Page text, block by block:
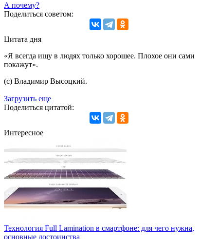
А почему?
Поделиться советом:
Цитата дня
«Я всегда ищу в людях только хорошее. Плохое они сами
покажут».
(с) Владимир Высоцкий.
Загрузить еще
Поделиться цитатой:
Интересное
Технология Full Lamination в смартфоне: для чего нужна,
основные достоинства